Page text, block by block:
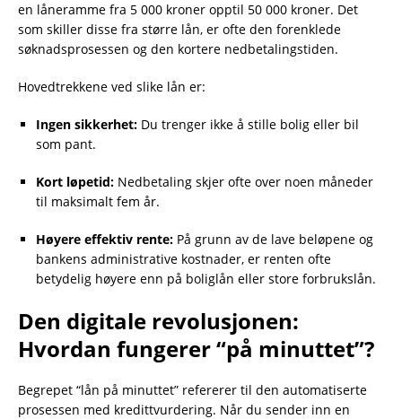
en låneramme fra 5 000 kroner opptil 50 000 kroner. Det
som skiller disse fra større lån, er ofte den forenklede
søknadsprosessen og den kortere nedbetalingstiden.
Hovedtrekkene ved slike lån er:
Ingen sikkerhet: Du trenger ikke å stille bolig eller bil
som pant.
Kort løpetid: Nedbetaling skjer ofte over noen måneder
til maksimalt fem år.
Høyere effektiv rente: På grunn av de lave beløpene og
bankens administrative kostnader, er renten ofte
betydelig høyere enn på boliglån eller store forbrukslån.
Den digitale revolusjonen:
Hvordan fungerer “på minuttet”?
Begrepet “lån på minuttet” refererer til den automatiserte
prosessen med kredittvurdering. Når du sender inn en